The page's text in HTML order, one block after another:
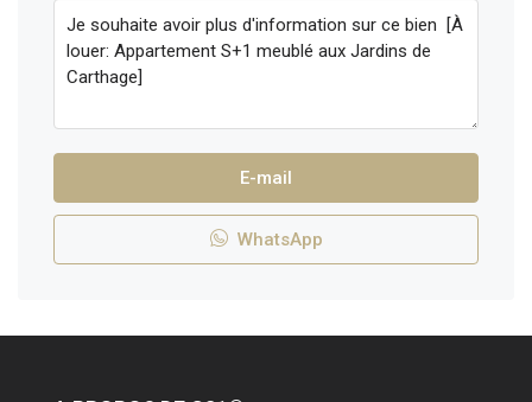
E-mail
WhatsApp